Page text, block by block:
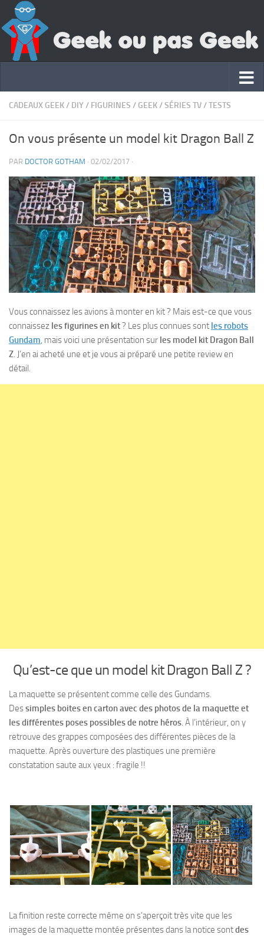
CADEAUX GEEK/ DIY/ FIGURINES / GEEK/SÉRIES TV/TESTS
On vous présente un model kit Dragon Ball Z
PAR DOCTOR GOTHAM · 02/02/2017 ·
Vous connaissez les avions à monter en kit ? Mais est-ce que vous
connaissez les figurines en kit? Les plus connues sont les robots
Gundam, mais voici une présentation sur les model kit Dragon Ball
Z. J’en ai acheté une et je vous ai préparé une petite review en
détail.
Qu’est-ce que un model kit Dragon Ball Z ?
​​​​​​​​​​​​​​​​​​La maquette se présentent comme celle des Gundams.
Dessimples boites en carton avec des photos de la maquette et
les différentes poses possibles de notre héros. À l’intérieur, on y
retrouve des grappes composées des différentes pièces de la
maquette. Après ouverture des plastiques une première
constatation saute aux yeux : fragile !!
La finition reste correcte même on s’aperçoit très vite que les
images de la maquette montée présentes dans la notice sontdes